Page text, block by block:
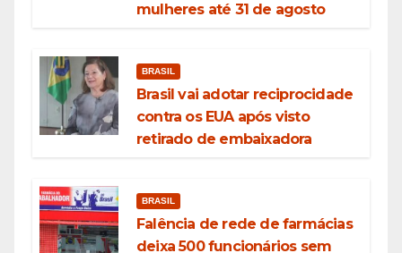
mulheres até 31 de agosto
BRASIL
Brasil vai adotar reciprocidade
contra os EUA após visto
retirado de embaixadora
BRASIL
Falência de rede de farmácias
deixa 500 funcionários sem